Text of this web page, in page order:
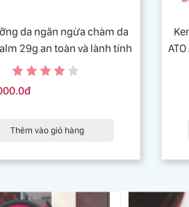
da ngăn ngừa chàm da
29g an toàn và lành tính
Thêm vào giỏ hàng